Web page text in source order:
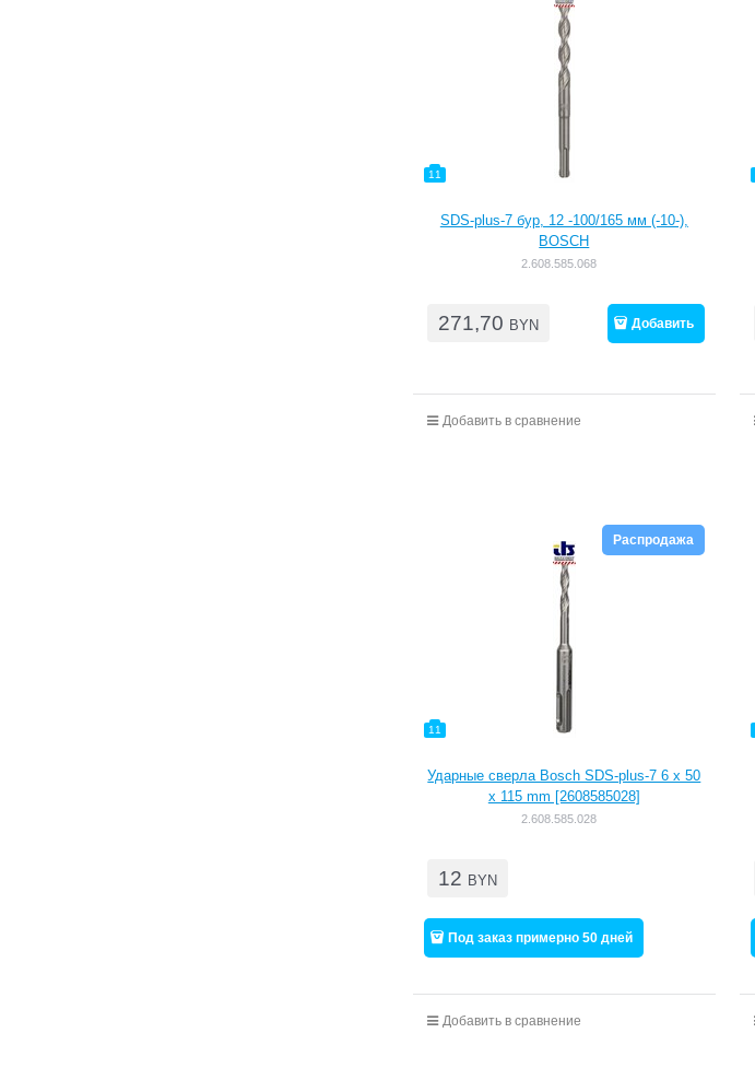
11
SDS-plus-7 бур, 12 -100/165 мм (-10-),
BOSCH
2.608.585.068
271,70 BYN Добавить
Добавить в сравнение
11
Ударные сверла Bosch SDS-plus-7 6 x 50
x 115 mm [2608585028]
2.608.585.028
Распродажа
12 BYN
Под заказ примерно 50 дней
Добавить в сравнение